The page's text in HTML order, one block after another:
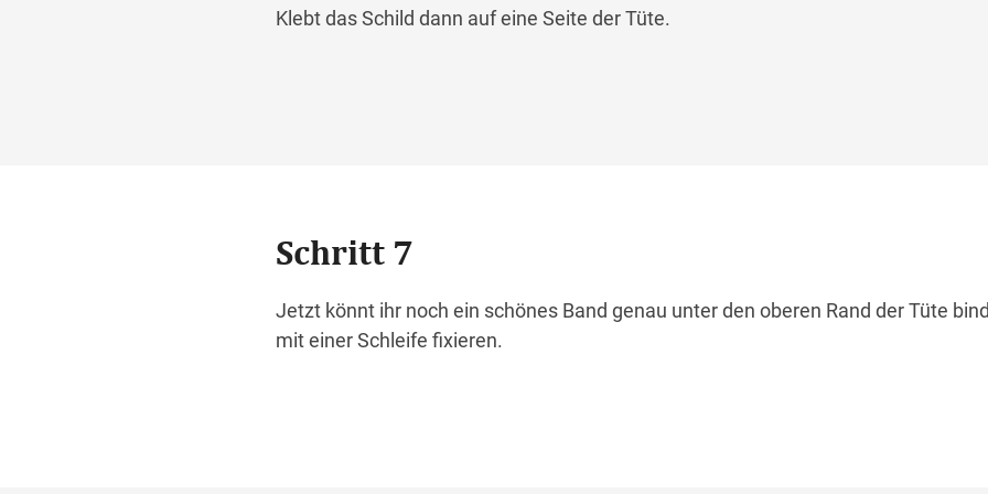
Klebt das Schild dann auf eine Seite der Tüte.
Schritt 7
Jetzt könnt ihr noch ein schönes Band genau unter den oberen Rand der Tüte
mit einer Schleife fixieren.